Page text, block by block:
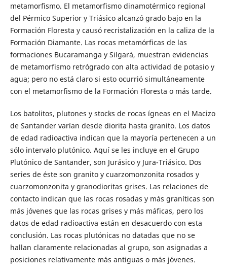
metamorfismo. El metamorfismo dinamotérmico regional
del Pérmico Superior y Triásico alcanzó grado bajo en la
Formación Floresta y causó recristalización en la caliza de la
Formación Diamante. Las rocas metamórficas de las
formaciones Bucaramanga y Silgará, muestran evidencias
de metamorfismo retrógrado con alta actividad de potasio y
agua; pero no está claro si esto ocurrió simultáneamente
con el metamorfismo de la Formación Floresta o más tarde.
Los batolitos, plutones y stocks de rocas ígneas en el Macizo
de Santander varían desde diorita hasta granito. Los datos
de edad radioactiva indican que la mayoría pertenecen a un
sólo intervalo plutónico. Aquí se les incluye en el Grupo
Plutónico de Santander, son Jurásico y Jura-Triásico. Dos
series de éste son granito y cuarzomonzonita rosados y
cuarzomonzonita y granodioritas grises. Las relaciones de
contacto indican que las rocas rosadas y más graníticas son
más jóvenes que las rocas grises y más máficas, pero los
datos de edad radioactiva están en desacuerdo con esta
conclusión. Las rocas plutónicas no datadas que no se
hallan claramente relacionadas al grupo, son asignadas a
posiciones relativamente más antiguas o más jóvenes.